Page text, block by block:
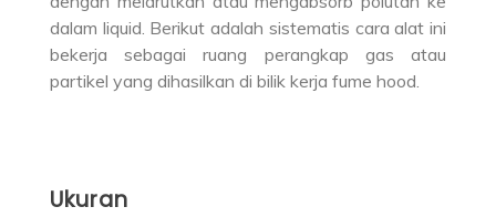
dalam liquid. Berikut adalah sistematis cara alat ini
bekerja sebagai ruang perangkap gas atau
partikel yang dihasilkan di bilik kerja fume hood.
Ukuran